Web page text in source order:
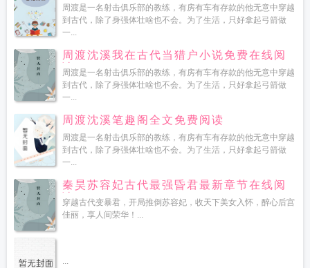
周渡是一名射击俱乐部的教练，有房有车有存款的他无意中穿越
到古代，除了身强体壮啥也不会。为了生活，只好拿起弓箭做
一...
周渡沈溪我在古代当猎户小说免费在线阅
读
周渡是一名射击俱乐部的教练，有房有车有存款的他无意中穿越
到古代，除了身强体壮啥也不会。为了生活，只好拿起弓箭做
一...
周渡沈溪笔趣阁全文免费阅读
周渡是一名射击俱乐部的教练，有房有车有存款的他无意中穿越
到古代，除了身强体壮啥也不会。为了生活，只好拿起弓箭做
一...
秦昊苏容妃古代最强昏君最新章节在线阅
读
穿越古代变暴君，开局推倒苏容妃，收天下美女入怀，醉心后宫
佳丽，享人间荣华！...
...